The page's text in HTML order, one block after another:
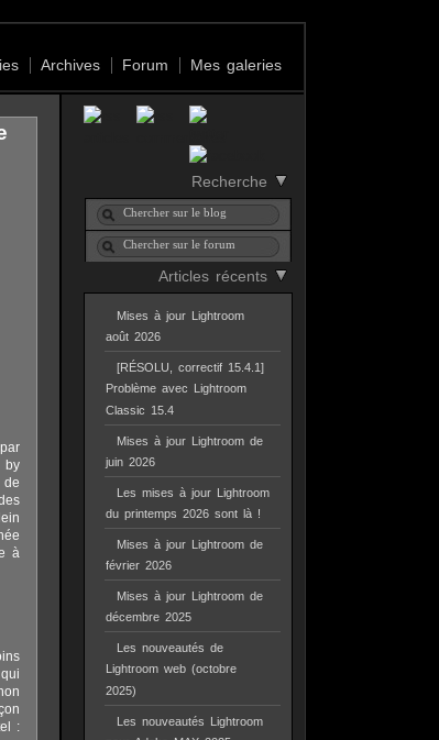
Archives Forum Mes galeries
Recherche
Articles récents
Mises à jour Lightroom
août 2026
[RÉSOLU, correctif 15.4.1]
Problème avec Lightroom
Classic 15.4
Mises à jour Lightroom de
juin 2026
Les mises à jour Lightroom
du printemps 2026 sont là !
Mises à jour Lightroom de
février 2026
Mises à jour Lightroom de
décembre 2025
Les nouveautés de
Lightroom web (octobre
2025)
Les nouveautés Lightroom
by
à
: